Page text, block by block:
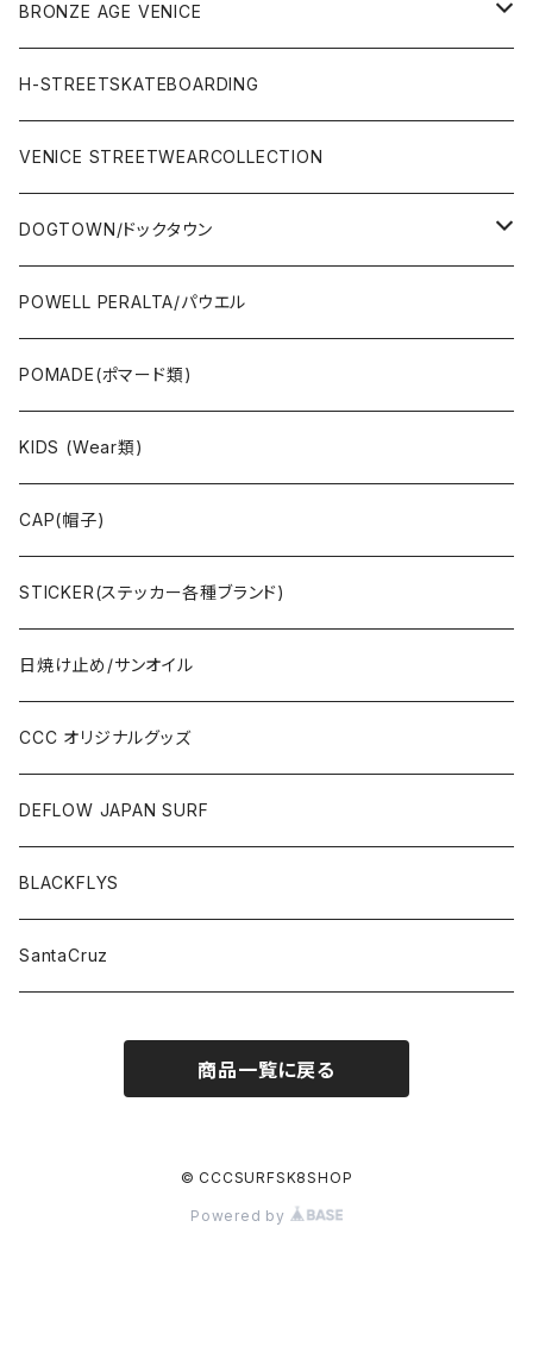
WEAR(サーフブランド衣類)
Rhythm(サーフアパレル)
Ripcurl(サーフブランド)
COMPLETE（完成品）
STREET
SURFSKATE
TRUCK(トラック)
WHEEL(ウィール)
OTHERS(スケボー小物/ステッカー類)
JAYADAMS/ジェイアダムス
小物類
SALE
BRONZE AGE VENICE
made in JAPAN
made in USA
H-STREETSKATEBOARDING
VENICE STREETWEARCOLLECTION
DOGTOWN/ドックタウン
WEAR(衣類)
Deck(スケートデッキ)
CAP/HAT(キャップ類)
OTHERS(ドックタウン小物)
POWELL PERALTA/パウエル
POMADE(ポマード類)
KIDS (Wear類)
CAP(帽子)
STICKER(ステッカー各種ブランド)
日焼け止め/サンオイル
CCC オリジナルグッズ
DEFLOW JAPAN SURF
BLACKFLYS
SantaCruz
商品一覧に戻る
© CCCSURFSK8SHOP
Powered by